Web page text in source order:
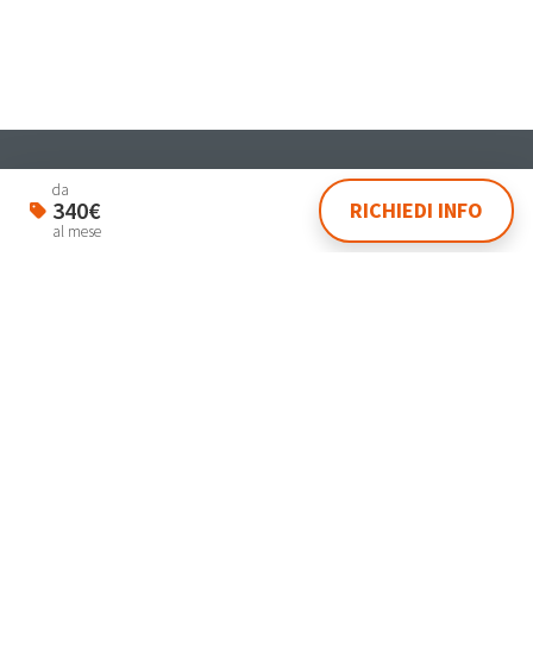
da
340€
al mese
RICHIEDI INFO
Via Dante 4 Venezia 30174
lasegreteria@laplanning.it